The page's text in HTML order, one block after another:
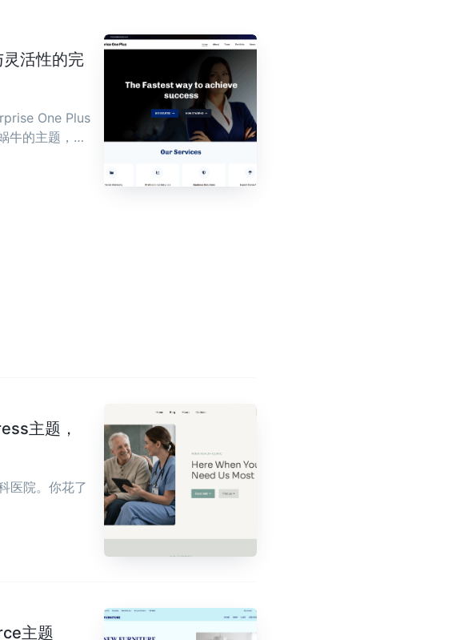
活性的完
One Plus
牛的主题，而
主题，
医院。你花了
主题